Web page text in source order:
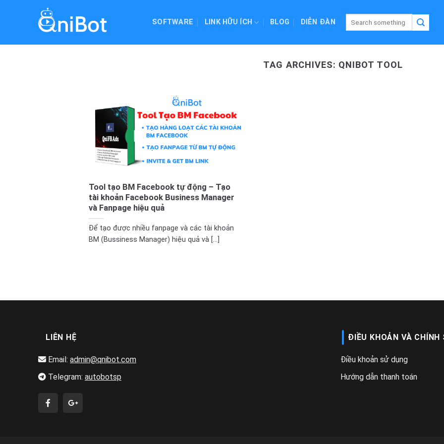
SOFTWARE LINK HỮU ÍCH BLOG DIỄN ĐÀN
TAG ARCHIVES: QNIBOT TOOL
Tool tạo BM Facebook tự động – Tạo
tài khoản Facebook Business Manager
và Fanpage hiệu quả
Để tạo được nhiều fanpage và các tài khoản
BM (Bussiness Manager) hiệu quả và [...]
LIÊN HỆ
Email: admin@qnibot.com
Telegram: autobotsp
ĐIỀU KHOẢN VÀ CHÍNH
Điều khoản sử dụng
Hướng dẫn thanh toán